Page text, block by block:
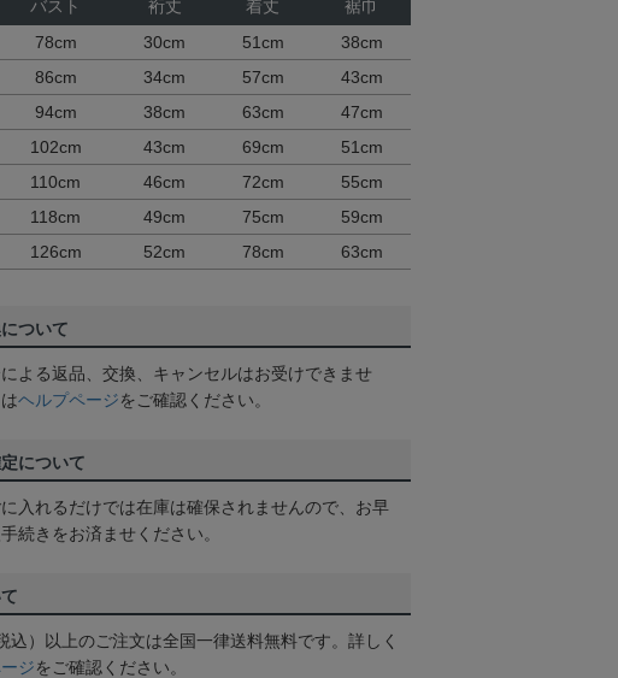
バスト 裄丈 着丈
裾巾
78cm 30cm 51cm
38cm
86cm 34cm 57cm
43cm
94cm 38cm 63cm
47cm
102cm 43cm 69cm
51cm
110cm 46cm 72cm
55cm
118cm 49cm 75cm
59cm
126cm 52cm 78cm 63cm
ついて
よる返品、交換、キャンセルはお受けできませ
ヘルプページをご確認ください。
について
入れるだけでは在庫は確保されませんので、お早
続きをお済ませください。
込）以上のご注文は全国一律送料無料です。詳しく
ジをご確認ください。